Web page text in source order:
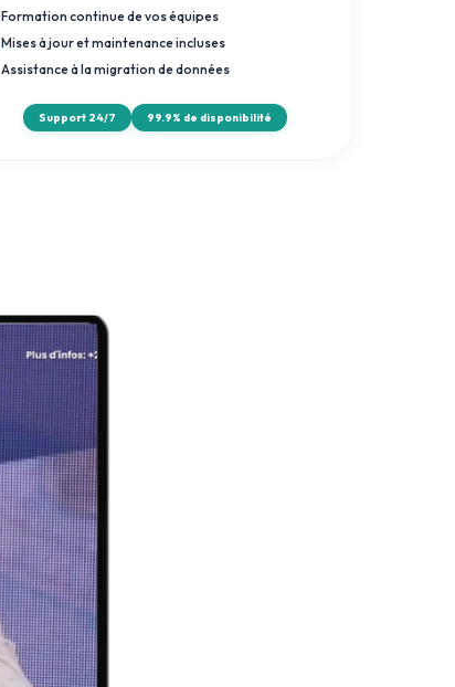
Formation continue de vos équipes
Mises à jour et maintenance incluses
Assistance à la migration de données
Support 24/7 99.9% de disponibilité